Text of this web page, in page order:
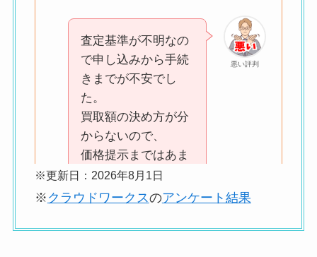
悪い評判
査定基準が不明なの
で申し込みから手続
きまでが不安でし
た。
買取額の決め方が分
からないので、
価格提示まではあま
り期待できませんで
した。
は査定基準を提示し
※更新日：2026年8月1日
※ クラウドワークスのアンケート結果